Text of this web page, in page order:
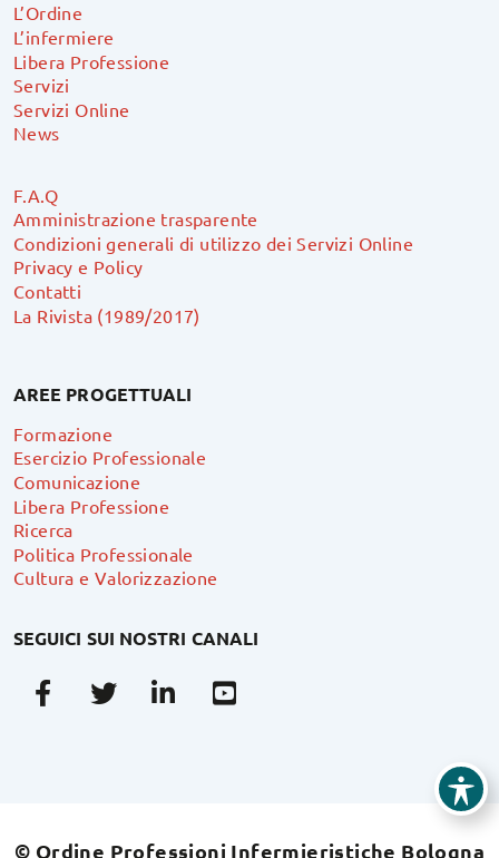
L’Ordine
L’infermiere
Libera Professione
Servizi
Servizi Online
News
F.A.Q
Amministrazione trasparente
Condizioni generali di utilizzo dei Servizi Online
Privacy e Policy
Contatti
La Rivista (1989/2017)
AREE PROGETTUALI
Formazione
Esercizio Professionale
Comunicazione
Libera Professione
Ricerca
Politica Professionale
Cultura e Valorizzazione
SEGUICI SUI NOSTRI CANALI
FacebookTwitterLinkedin
© Ordine Professioni Infermieristiche Bologna